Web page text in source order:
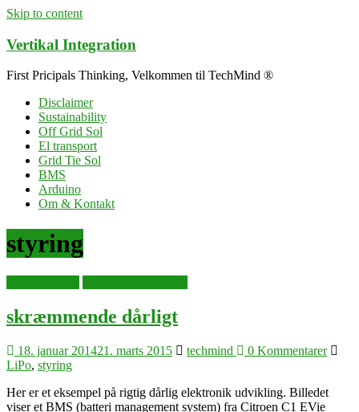
Skip to content
Vertikal Integration
First Pricipals Thinking, Velkommen til TechMind ®
Disclaimer
Sustainability
Off Grid Sol
El transport
Grid Tie Sol
BMS
Arduino
Om & Kontakt
styring
skræmmende dårligt
18. januar 201421. marts 2015 techmind
0 Kommentarer
LiPo, styring
Her er et eksempel på rigtig dårlig elektronik udvikling. Billedet
viser et BMS (batteri management system) fra Citroen C1 EVie